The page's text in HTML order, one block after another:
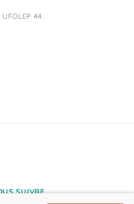
44.
SUIVRE